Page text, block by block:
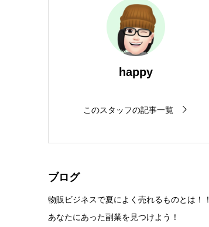
happy
このスタッフの記事一覧
ブログ
物販ビジネスで夏によく売れるものとは！！
あなたにあった副業を見つけよう！